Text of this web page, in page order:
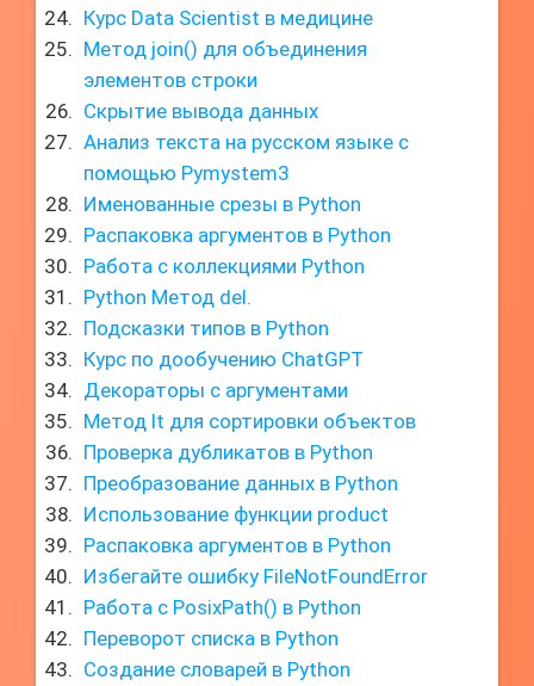
Курс Data Scientist в медицине
Метод join() для объединения
элементов строки
Скрытие вывода данных
Анализ текста на русском языке с
помощью Pymystem3
Именованные срезы в Python
Распаковка аргументов в Python
Работа с коллекциями Python
Python Метод del.
Подсказки типов в Python
Курс по дообучению ChatGPT
Декораторы с аргументами
Метод lt для сортировки объектов
Проверка дубликатов в Python
Преобразование данных в Python
Использование функции product
Распаковка аргументов в Python
Избегайте ошибку FileNotFoundError
Работа с PosixPath() в Python
Переворот списка в Python
Создание словарей в Python